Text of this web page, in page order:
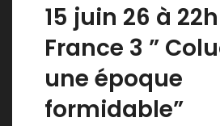
15 juin 26 à
France 3 ”
une époque
formidable”